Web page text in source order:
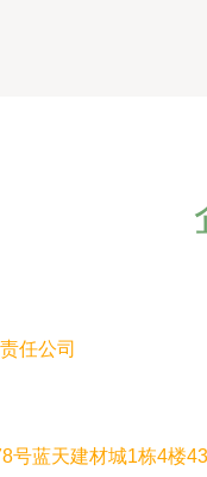
任公司
号蓝天建材城1栋4楼